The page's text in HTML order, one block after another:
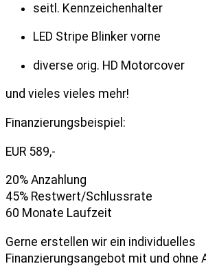
seitl. Kennzeichenhalter
LED Stripe Blinker vorne
diverse orig. HD Motorcover
und vieles vieles mehr!
Finanzierungsbeispiel:
EUR 589,-
20% Anzahlung
45% Restwert/Schlussrate
60 Monate Laufzeit
Gerne erstellen wir ein individuelles
Finanzierungsangebot mit und ohne